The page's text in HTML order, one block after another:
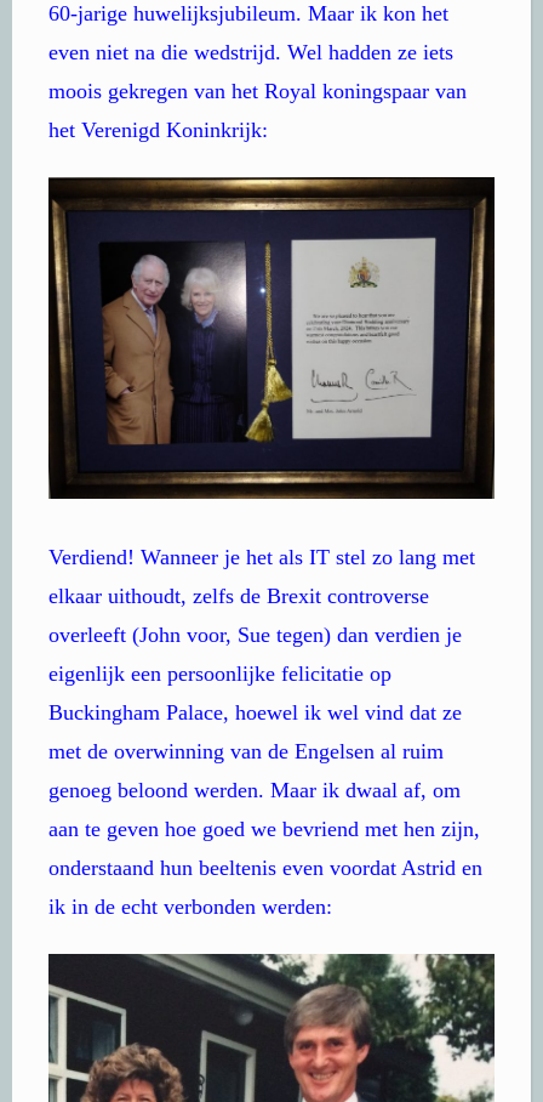
60-jarige huwelijksjubileum. Maar ik kon het
even niet na die wedstrijd. Wel hadden ze iets
moois gekregen van het Royal koningspaar van
het Verenigd Koninkrijk:
Verdiend! Wanneer je het als IT stel zo lang met
elkaar uithoudt, zelfs de Brexit controverse
overleeft (John voor, Sue tegen) dan verdien je
eigenlijk een persoonlijke felicitatie op
Buckingham Palace, hoewel ik wel vind dat ze
met de overwinning van de Engelsen al ruim
genoeg beloond werden. Maar ik dwaal af, om
aan te geven hoe goed we bevriend met hen zijn,
onderstaand hun beeltenis even voordat Astrid en
ik in de echt verbonden werden: